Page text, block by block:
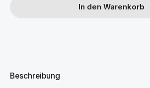
In den Warenkorb
Beschreibung